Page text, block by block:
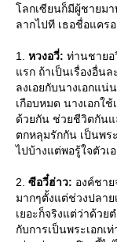
ลกเซียนก็มีผู้ชายมา
ลากไปที เธอชื่อแคร
1. หวงอวี่: ท่านชาย
รก ถ้าเป็นเรื่องอื่นล
ลงเอยกับนางเอกแน่
เกือบหมด นางเอกใ
ด้วยกัน ช่วยชีวิตกัน
ตกหลุมรักกัน เป็นพร
ไปบ้างแต่พอรู้ใจตัวเ
2. ซีอวี๋ฮ่าว: องค์ชา
มากๆตั้งแต่ช่วงปลา
เยอะก็จริงแต่ว่าด้ว
กับการเป็นพระเอกเ